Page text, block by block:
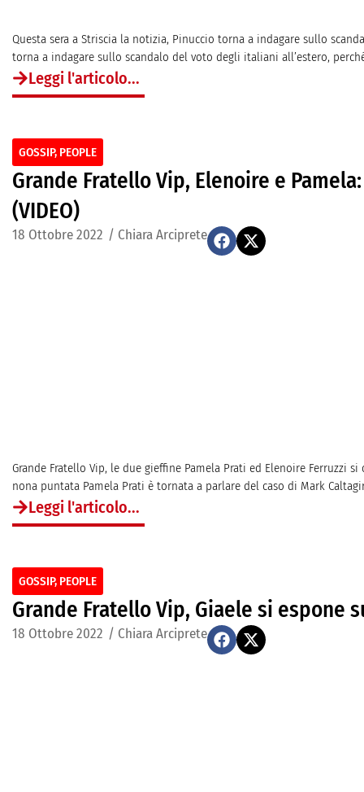
Questa sera a Striscia la notizia, Pinuccio torna a indagare sullo
torna a indagare sullo scandalo del voto degli italiani all’estero,
Leggi l'articolo...
GOSSIP, PEOPLE
Grande Fratello Vip, Elenoire e
(VIDEO)
18 Ottobre 2022 / Chiara Arciprete
Grande Fratello Vip, le due gieffine Pamela Prati ed Elenoire
nona puntata Pamela Prati è tornata a parlare del caso di Mark
Leggi l'articolo...
GOSSIP, PEOPLE
Grande Fratello Vip, Giaele si espone
18 Ottobre 2022 / Chiara Arciprete